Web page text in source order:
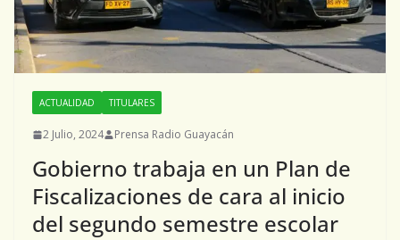
ACTUALIDAD TITULARES
2 Julio, 2024 Prensa Radio Guayacán
Gobierno trabaja en un Plan de
Fiscalizaciones de cara al inicio
del segundo semestre escolar